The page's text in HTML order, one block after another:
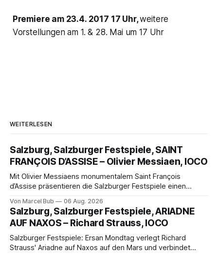
Premiere am 23.4. 2017 17 Uhr,weitere
Vorstellungen am 1. & 28. Mai um 17 Uhr
WEITERLESEN
Salzburg, Salzburger Festspiele, SAINT
FRANÇOIS D’ASSISE – Olivier Messiaen, IOCO
Mit Olivier Messiaens monumentalem Saint François
d’Assise präsentieren die Salzburger Festspiele einen
eine bildgewaltige Inszenierung, Maxime Pascal entfaltet
die komplexe Partitur eindrucksvoll, Philippe Sly berührt als
Franziskus.
Von Marcel Bub 06 Aug. 2026
Salzburg, Salzburger Festspiele, ARIADNE
AUF NAXOS – Richard Strauss, IOCO
Salzburger Festspiele: Ersan Mondtag verlegt Richard
Strauss' Ariadne auf Naxos auf den Mars und verbindet